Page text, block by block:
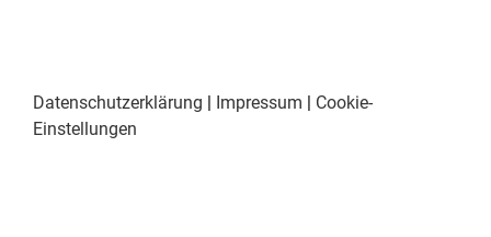
Datenschutzerklärung Impressum
Cookie-
Einstellungen